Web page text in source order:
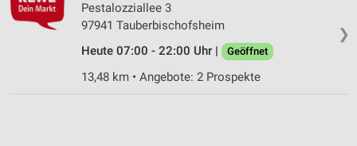
❯
Pestalozziallee 3
97941 Tauberbischofsheim
Heute 07:00 - 22:00 Uhr |
Geöffnet
13,48 km • Angebote: 2 Prospekte